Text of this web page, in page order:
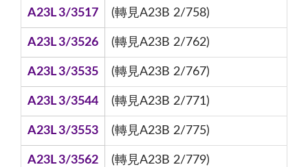
A23L 3/3517 (轉見A23B 2/758)
A23L 3/3526 (轉見A23B 2/762)
A23L 3/3535 (轉見A23B 2/767)
A23L 3/3544 (轉見A23B 2/771)
A23L 3/3553 (轉見A23B 2/775)
A23L 3/3562 (轉見A23B 2/779)